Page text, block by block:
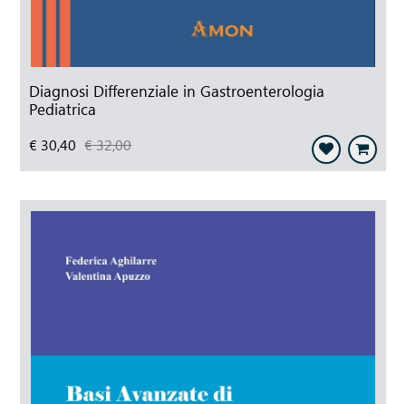
Diagnosi Differenziale in Gastroenterologia
Pediatrica
€ 30,40 € 32,00